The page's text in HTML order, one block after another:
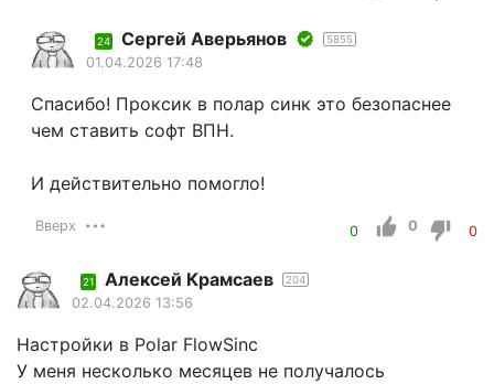
24 Сергей Аверьянов 5855
01.04.2026 17:48
Спасибо! Проксик в полар синк это безопаснее
чем ставить софт ВПН.
И действительно помогло!
Вверх 0 0 0
21 Алексей Крамсаев 204
02.04.2026 13:56
Настройки в Polar FlowSinc
У меня несколько месяцев не получалось